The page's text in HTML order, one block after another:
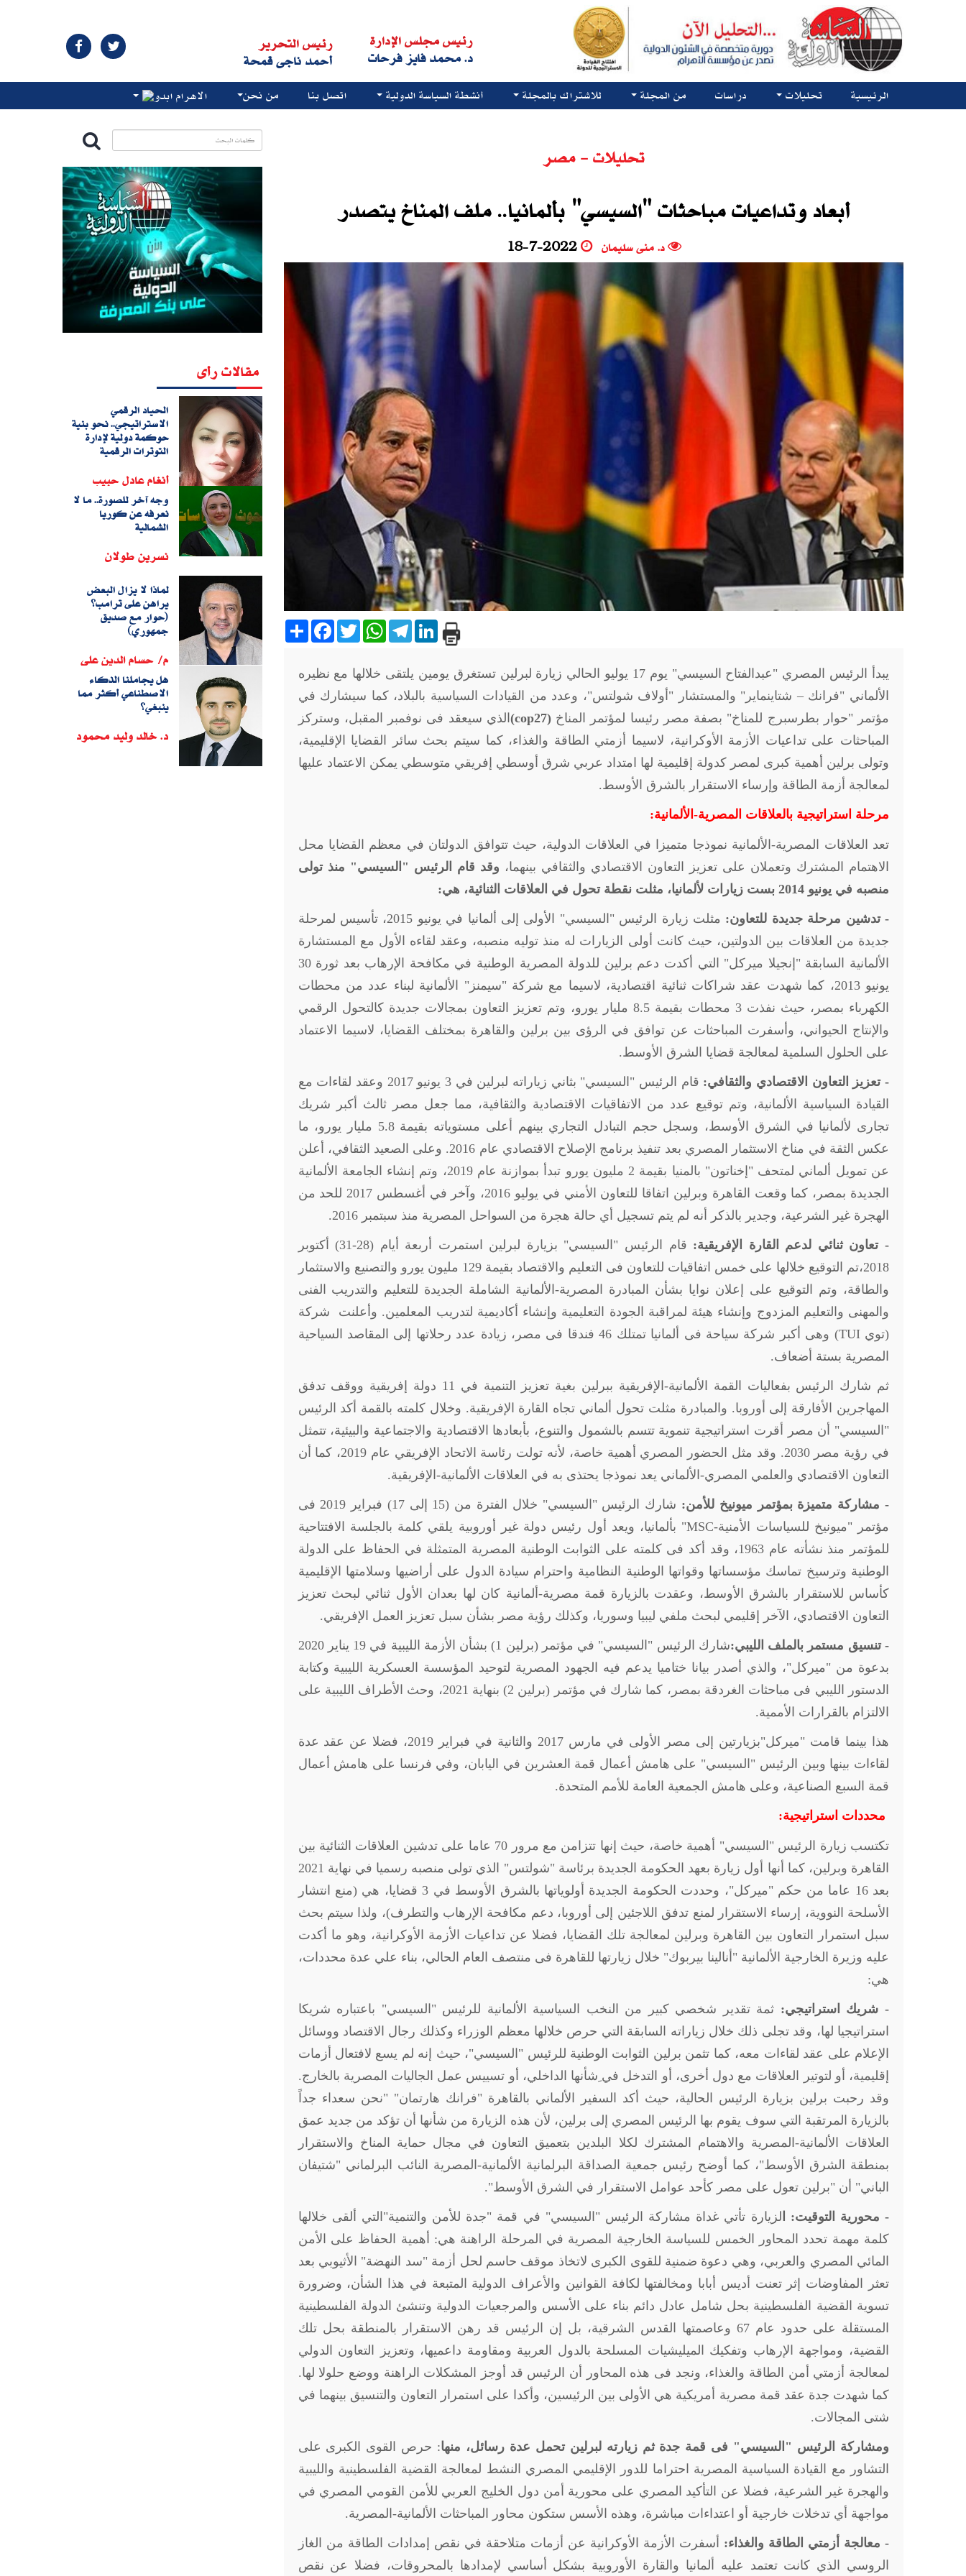
رئيس مجلس الإدارة
د. محمد فايز فرحات
رئيس التحرير
أحمد ناجى قمحة
الرئيسية تحليلات دراسات من المجلة للاشتراك بالمجلة أنشطة السياسة الدولية اتصل بنا من نحن الاهرام ابدو
تحليلات - مصر
أبعاد وتداعيات مباحثات "السيسي" بألمانيا.. ملف المناخ يتصدر
د. منى سليمان 18-7-2022
ShareFacebook
TwitterWhatsAppTelegramLinkedIn
يبدأ الرئيس المصري "عبدالفتاح السيسي" يوم 17 يوليو الحالي زيارة لبرلين تستغرق يومين يلتقى خلالها مع نظيره
الألماني "فرانك – شتاينماير" والمستشار "أولاف شولتس"، وعدد من القيادات السياسية بالبلاد، كما سيشارك في
مؤتمر "حوار بطرسبرج للمناخ" بصفة مصر رئيسا لمؤتمر المناخ(cop27) الذي سيعقد فى نوفمبر المقبل، وستركز
المباحثات على تداعيات الأزمة الأوكرانية، لاسيما أزمتي الطاقة والغذاء، كما سيتم بحث سائر القضايا الإقليمية،
وتولى برلين أهمية كبرى لمصر كدولة إقليمية لها امتداد عربي شرق أوسطي إفريقي متوسطي يمكن الاعتماد عليها
لمعالجة أزمة الطاقة وإرساء الاستقرار بالشرق الأوسط.
مرحلة استراتيجية بالعلاقات المصرية-الألمانية:
تعد العلاقات المصرية-الألمانية نموذجا متميزا في العلاقات الدولية، حيث تتوافق الدولتان في معظم القضايا محل
الاهتمام المشترك وتعملان على تعزيز التعاون الاقتصادي والثقافي بينهما، وقد قام الرئيس "السيسي" منذ تولى
منصبه في يونيو 2014 بست زيارات لألمانيا، مثلت نقطة تحول في العلاقات الثنائية، هي:
- تدشين مرحلة جديدة للتعاون:
مثلت زيارة الرئيس "السيسي" الأولى إلى ألمانيا في يونيو 2015، تأسيس لمرحلة
جديدة من العلاقات بين الدولتين، حيث كانت أولى الزيارات له منذ توليه منصبه، وعقد لقاءه الأول مع المستشارة
الألمانية السابقة "إنجيلا ميركل" التي أكدت دعم برلين للدولة المصرية الوطنية في مكافحة الإرهاب بعد ثورة 30
يونيو 2013، كما شهدت عقد شراكات ثنائية اقتصادية، لاسيما مع شركة "سيمنز" الألمانية لبناء عدد من محطات
الكهرباء بمصر، حيث نفذت 3 محطات بقيمة 8.5 مليار يورو، وتم تعزيز التعاون بمجالات جديدة كالتحول الرقمي
والإنتاج الحيواني، وأسفرت المباحثات عن توافق في الرؤى بين برلين والقاهرة بمختلف القضايا، لاسيما الاعتماد
على الحلول السلمية لمعالجة قضايا الشرق الأوسط.
- تعزيز التعاون الاقتصادي والثقافي:
قام الرئيس "السيسي" بثاني زياراته لبرلين في 3 يونيو 2017 وعقد لقاءات مع
القيادة السياسية الألمانية، وتم توقيع عدد من الاتفاقيات الاقتصادية والثقافية، مما جعل مصر ثالث أكبر شريك
تجارى لألمانيا في الشرق الأوسط، وسجل حجم التبادل التجاري بينهم أعلى مستوياته بقيمة 5.8 مليار يورو، ما
عكس الثقة في مناخ الاستثمار المصري بعد تنفيذ برنامج الإصلاح الاقتصادي عام 2016. وعلى الصعيد الثقافي، أعلن
عن تمويل ألماني لمتحف "إخناتون" بالمنيا بقيمة 2 مليون يورو تبدأ بموازنة عام 2019، وتم إنشاء الجامعة الألمانية
الجديدة بمصر، كما وقعت القاهرة وبرلين اتفاقا للتعاون الأمني في يوليو 2016، وآخر في أغسطس 2017 للحد من
الهجرة غير الشرعية، وجدير بالذكر أنه لم يتم تسجيل أي حالة هجرة من السواحل المصرية منذ سبتمبر 2016.
- تعاون ثنائي لدعم القارة الإفريقية:
قام الرئيس "السيسي" بزيارة لبرلين استمرت أربعة أيام (28-31) أكتوبر
2018،تم التوقيع خلالها على خمس اتفاقيات للتعاون فى التعليم والاقتصاد بقيمة 129 مليون يورو والتصنيع والاستثمار
والطاقة، وتم التوقيع على إعلان نوايا بشأن المبادرة المصرية-الألمانية الشاملة الجديدة للتعليم والتدريب الفنى
والمهنى والتعليم المزدوج وإنشاء هيئة لمراقبة الجودة التعليمية وإنشاء أكاديمية لتدريب المعلمين. وأعلنت شركة
(تويTUI
) وهى أكبر شركة سياحة فى ألمانيا تمتلك 46 فندقا فى مصر، زيادة عدد رحلاتها إلى المقاصد السياحية
المصرية بستة أضعاف.
ثم شارك الرئيس بفعاليات القمة الألمانية-الإفريقية ببرلين بغية تعزيز التنمية في 11 دولة إفريقية ووقف تدفق
المهاجرين الأفارقة إلى أوروبا. والمبادرة مثلت تحول ألماني تجاه القارة الإفريقية. وخلال كلمته بالقمة أكد الرئيس
"السيسي" أن مصر أقرت استراتيجية تنموية تتسم بالشمول والتنوع، بأبعادها الاقتصادية والاجتماعية والبيئية، تتمثل
في رؤية مصر 2030. وقد مثل الحضور المصري أهمية خاصة، لأنه تولت رئاسة الاتحاد الإفريقي عام 2019، كما أن
التعاون الاقتصادي والعلمي المصري-الألماني يعد نموذجا يحتذى به في العلاقات الألمانية-الإفريقية.
- مشاركة متميزة بمؤتمر ميونيخ للأمن:
شارك الرئيس "السيسي" خلال الفترة من (15 إلى 17) فبراير 2019 فى
مؤتمر "ميونيخ للسياسات الأمنية-MSC" بألمانيا، ويعد أول رئيس دولة غير أوروبية يلقي كلمة بالجلسة الافتتاحية
للمؤتمر منذ نشأته عام 1963، وقد أكد فى كلمته على الثوابت الوطنية المصرية المتمثلة في الحفاظ على الدولة
الوطنية وترسيخ تماسك مؤسساتها وقواتها الوطنية النظامية واحترام سيادة الدول على أراضيها وسلامتها الإقليمية
كأساس للاستقرار بالشرق الأوسط، وعقدت بالزيارة قمة مصرية-ألمانية كان لها بعدان الأول ثنائي لبحث تعزيز
التعاون الاقتصادي، الآخر إقليمي لبحث ملفي ليبيا وسوريا، وكذلك رؤية مصر بشأن سبل تعزيز العمل الإفريقي.
- تنسيق مستمر بالملف الليبي:
شارك الرئيس "السيسي" في مؤتمر (برلين 1) بشأن الأزمة الليبية في 19 يناير 2020
بدعوة من "ميركل"، والذي أصدر بيانا ختاميا يدعم فيه الجهود المصرية لتوحيد المؤسسة العسكرية الليبية وكتابة
الدستور الليبي فى مباحثات الغردقة بمصر، كما شارك في مؤتمر (برلين 2) بنهاية 2021، وحث الأطراف الليبية على
الالتزام بالقرارات الأممية.
هذا بينما قامت "ميركل"بزيارتين إلى مصر الأولى في مارس 2017 والثانية في فبراير 2019، فضلا عن عقد عدة
لقاءات بينها وبين الرئيس "السيسي" على هامش أعمال قمة العشرين في اليابان، وفي فرنسا على هامش أعمال
قمة السبع الصناعية، وعلى هامش الجمعية العامة للأمم المتحدة.
محددات استراتيجية:
تكتسب زيارة الرئيس "السيسي" أهمية خاصة، حيث إنها تتزامن مع مرور 70 عاما على تدشين العلاقات الثنائية بين
القاهرة وبرلين، كما أنها أول زيارة بعهد الحكومة الجديدة برئاسة "شولتس" الذي تولى منصبه رسميا في نهاية 2021
بعد 16 عاما من حكم "ميركل"، وحددت الحكومة الجديدة أولوياتها بالشرق الأوسط في 3 قضايا، هي (منع انتشار
الأسلحة النووية، إرساء الاستقرار لمنع تدفق اللاجئين إلى أوروبا، دعم مكافحة الإرهاب والتطرف)، ولذا سيتم بحث
سبل استمرار التعاون بين القاهرة وبرلين لمعالجة تلك القضايا، فضلا عن تداعيات الأزمة الأوكرانية، وهو ما أكدت
عليه وزيرة الخارجية الألمانية "أنالينا بيربوك" خلال زيارتها للقاهرة فى منتصف العام الحالي، بناء علي عدة محددات،
هي:
- شريك استراتيجي: ثمة تقدير شخصي كبير من النخب السياسية الألمانية للرئيس "السيسي" باعتباره شريكا
استراتيجيا لها، وقد تجلى ذلك خلال زياراته السابقة التي حرص خلالها معظم الوزراء وكذلك رجال الاقتصاد ووسائل
الإعلام على عقد لقاءات معه، كما تثمن برلين الثوابت الوطنية للرئيس "السيسي"، حيث إنه لم يسع لافتعال أزمات
إقليمية، أو لتوتير العلاقات مع دول أخرى، أو التدخل في ِشأنها الداخلي، أو تسييس عمل الجاليات المصرية بالخارج.
وقد رحبت برلين بزيارة الرئيس الحالية، حيث أكد السفير الألماني بالقاهرة "فرانك هارتمان" "نحن سعداء جداً
بالزيارة المرتقبة التي سوف يقوم بها الرئيس المصري إلى برلين، لأن هذه الزيارة من شأنها أن تؤكد من جديد عمق
العلاقات الألمانية-المصرية والاهتمام المشترك لكلا البلدين بتعميق التعاون في مجال حماية المناخ والاستقرار
بمنطقة الشرق الأوسط"، كما أوضح رئيس جمعية الصداقة البرلمانية الألمانية-المصرية النائب البرلماني "شتيفان
الباني" أن "برلين تعول على مصر كأحد عوامل الاستقرار في الشرق الأوسط".
- محورية التوقيت: ا لزيارة تأتي غداة مشاركة الرئيس "السيسي" في قمة "جدة للأمن والتنمية"التي ألقى خلالها
كلمة مهمة تحدد المحاور الخمس للسياسة الخارجية المصرية في المرحلة الراهنة هي: أهمية الحفاظ على الأمن
المائي المصري والعربي، وهي دعوة ضمنية للقوى الكبرى لاتخاذ موقف حاسم لحل أزمة "سد النهضة" الأثيوبي بعد
تعثر المفاوضات إثر تعنت أديس أبابا ومخالفتها لكافة القوانين والأعراف الدولية المتبعة في هذا الشأن، وضرورة
تسوية القضية الفلسطينية بحل شامل عادل دائم بناء على الأسس والمرجعيات الدولية وتنشئ الدولة الفلسطينية
المستقلة على حدود عام 67 وعاصمتها القدس الشرقية، بل إن الرئيس قد رهن الاستقرار بالمنطقة بحل تلك
القضية، ومواجهة الإرهاب وتفكيك الميليشيات المسلحة بالدول العربية ومقاومة داعميها، وتعزيز التعاون الدولي
لمعالجة أزمتي أمن الطاقة والغذاء، ونجد فى هذه المحاور أن الرئيس قد أوجز المشكلات الراهنة ووضع حلولا لها.
كما شهدت جدة عقد قمة مصرية أمريكية هي الأولى بين الرئيسين، وأكدا على استمرار التعاون والتنسيق بينهما في
شتى المجالات.
ومشاركة الرئيس "السيسي" فى قمة جدة ثم زيارته لبرلين تحمل عدة رسائل، منها: حرص القوى الكبرى على
التشاور مع القيادة السياسية المصرية احتراما للدور الإقليمي المصري النشط لمعالجة القضية الفلسطينية والليبية
والهجرة غير الشرعية، فضلا عن التأكيد المصري على محورية أمن دول الخليج العربي للأمن القومي المصري في
مواجهة أي تدخلات خارجية أو اعتداءات مباشرة، وهذه الأسس ستكون محاور المباحثات الألمانية-المصرية.
- معالجة أزمتي الطاقة والغذاء:
أسفرت الأزمة الأوكرانية عن أزمات متلاحقة في نقص إمدادات الطاقة من الغاز
الروسي الذي كانت تعتمد عليه ألمانيا والقارة الأوروبية بشكل أساسي لإمدادها بالمحروقات، فضلا عن نقص
مقالات رأى
الحياد الرقمي
الاستراتيجي.. نحو بنية
حوكمة دولية لإدارة
التوترات الرقمية
أنغام عادل حبيب
وجه آخر للصورة.. ما لا
نعرفه عن كوريا
الشمالية
نسرين طولان
لماذا لا يزال البعض
يراهن على ترامب؟
(حوار مع صديق
جمهوري)
م/ حسام الدين على
هل يجاملنا الذكاء
الاصطناعي أكثر مما
ينبغي؟
د. خالد وليد محمود